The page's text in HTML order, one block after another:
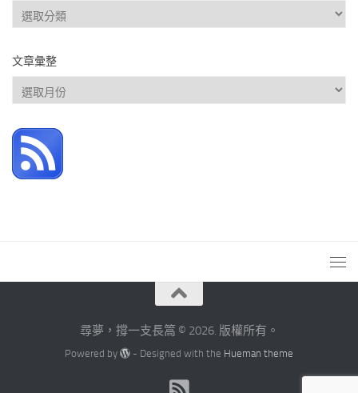
分
類
文章彙整
文
章
整
尋夢，撐一支長篙 © 2026. 版權所有。
Powered by - Designed with the Hueman theme